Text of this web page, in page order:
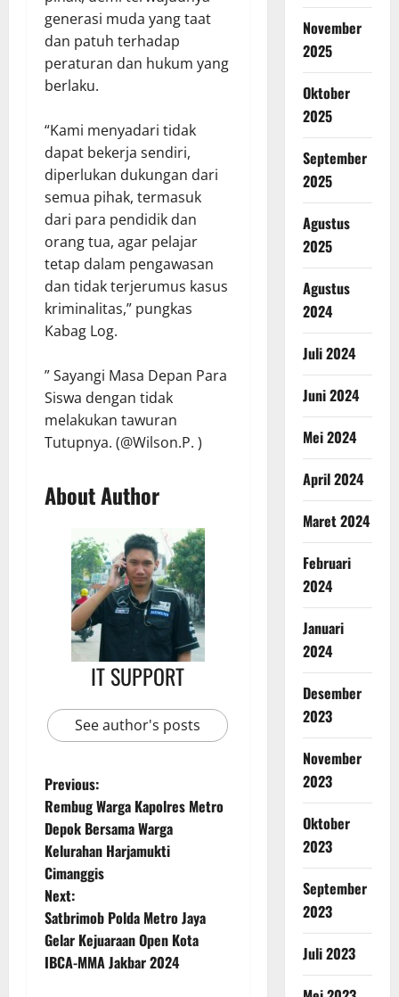
generasi muda yang taat
dan patuh terhadap
peraturan dan hukum yang
berlaku.
“Kami menyadari tidak
dapat bekerja sendiri,
diperlukan dukungan dari
semua pihak, termasuk
dari para pendidik dan
orang tua, agar pelajar
tetap dalam pengawasan
dan tidak terjerumus kasus
kriminalitas,” pungkas
Kabag Log.
” Sayangi Masa Depan Para
Siswa dengan tidak
melakukan tawuran
Tutupnya. (@Wilson.P. )
About Author
IT SUPPORT
See author's posts
Previous:
Rembug Warga Kapolres Metro
Depok Bersama Warga
Kelurahan Harjamukti
Cimanggis
Next:
Satbrimob Polda Metro Jaya
Gelar Kejuaraan Open Kota
IBCA-MMA Jakbar 2024
November
2025
Oktober
2025
September
2025
Agustus
2025
Agustus
2024
Juli 2024
Juni 2024
Mei 2024
April 2024
Maret 2024
Februari
2024
Januari
2024
Desember
2023
November
2023
Oktober
2023
September
2023
Juli 2023